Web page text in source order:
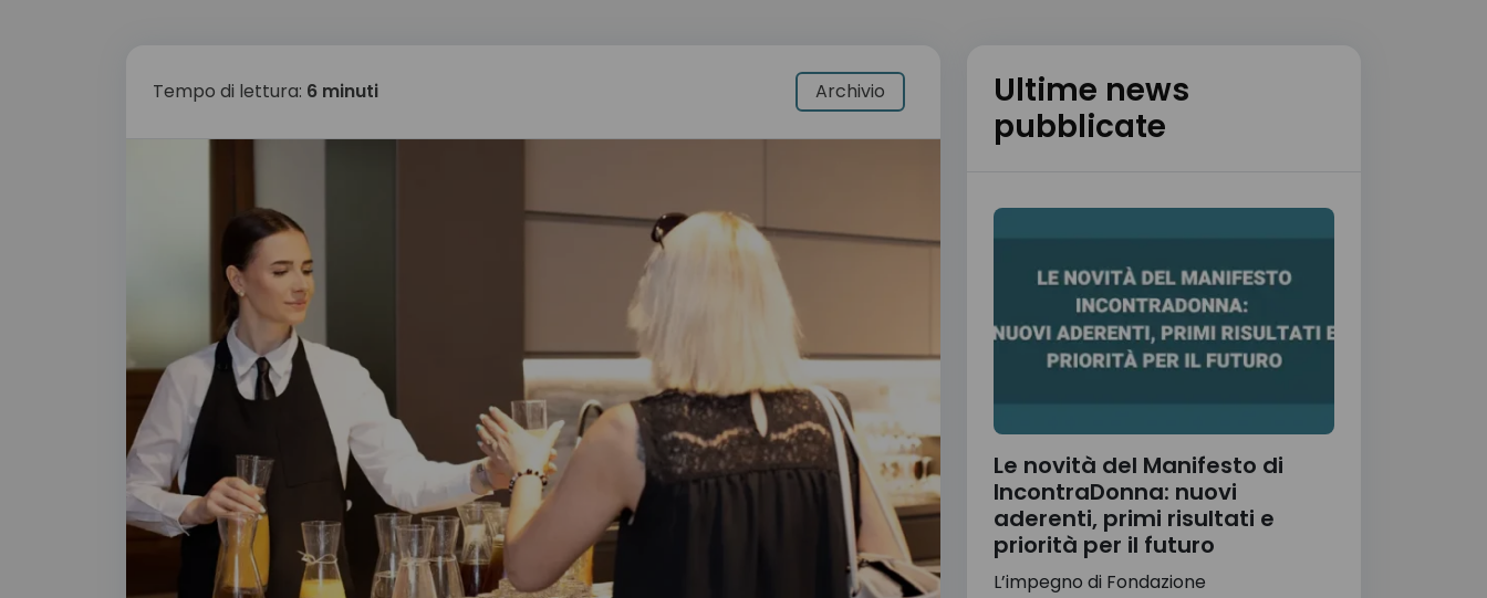
Tempo di lettura: 6 minuti Archivio
Ultime news
pubblicate
Le novità del Manifesto di
IncontraDonna: nuovi
aderenti, primi risultati e
priorità per il futuro
L’impegno di Fondazione